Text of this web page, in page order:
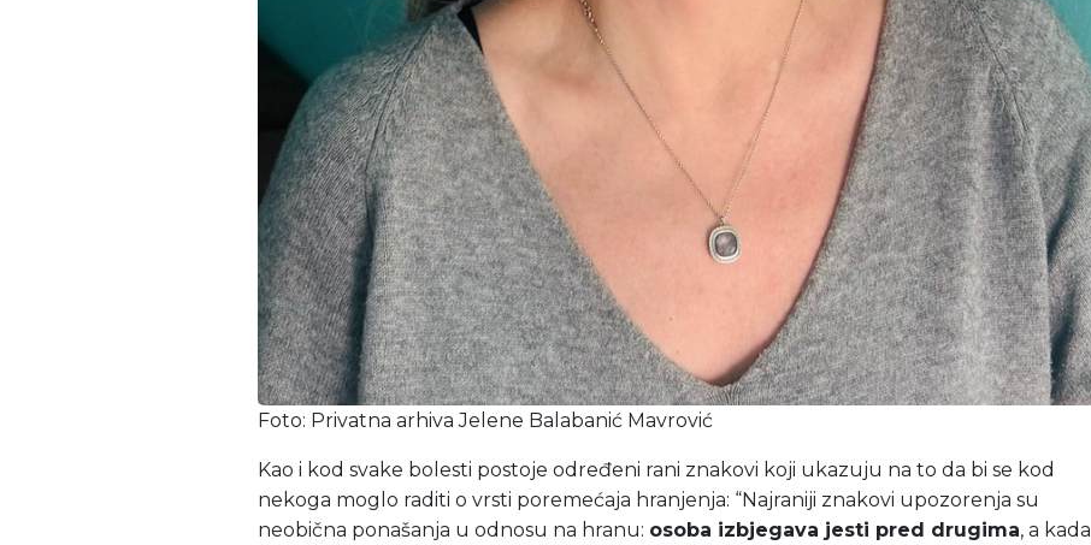
Foto: Privatna arhiva Jelene Balabanić Mavrović
Kao i kod svake bolesti postoje određeni rani znakovi koji ukazuju na to da bi se kod
nekoga moglo raditi o vrsti poremećaja hranjenja: “Najraniji znakovi upozorenja su
neobična ponašanja u odnosu na hranu: osoba izbjegava jesti pred drugima, a kada